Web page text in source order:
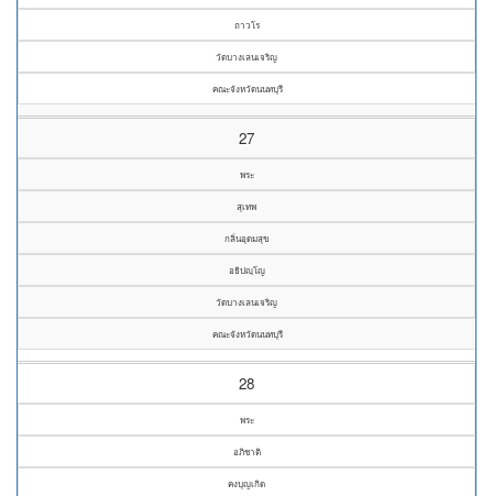
ถาวโร
วัดบางเลนเจริญ
คณะจังหวัดนนทบุรี
27
พระ
สุเทพ
กลิ่นอุดมสุข
อธิปญฺโญ
วัดบางเลนเจริญ
คณะจังหวัดนนทบุรี
28
พระ
อภิชาติ
คงบุญเกิด